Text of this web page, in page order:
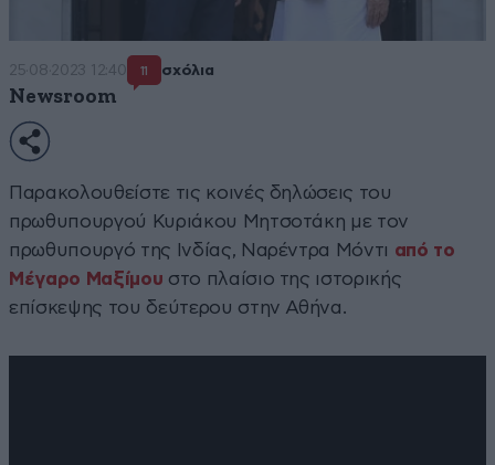
25·08·2023 12:40 11 σχόλια
Newsroom
Παρακολουθείστε τις κοινές δηλώσεις του
πρωθυπουργού Κυριάκου Μητσοτάκη με τον
πρωθυπουργό της Ινδίας, Ναρέντρα Μόντι από το
Μέγαρο Μαξίμου στο πλαίσιο της ιστορικής
επίσκεψης του δεύτερου στην Αθήνα.